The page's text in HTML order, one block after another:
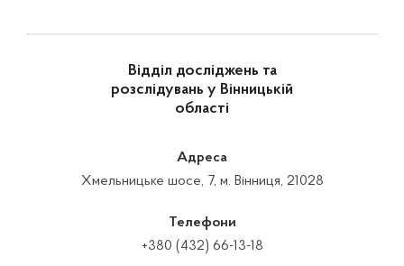
Відділ досліджень та
розслідувань у Вінницькій
області
Адреса
Хмельницьке шосе, 7, м. Вінниця, 21028
Телефони
+380 (432) 66-13-18